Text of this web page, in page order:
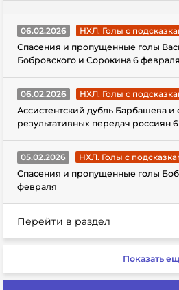
06.02.2026
НХЛ. Голы с
Спасения и пропущенные голы
Бобровского и Сорокина 6 февраля
06.02.2026
НХЛ. Голы с
Ассистентский дубль Барбашева и
результативных передач россиян
05.02.2026
НХЛ. Голы с
Спасения и пропущенные голы
февраля
Перейти в раздел
Показать